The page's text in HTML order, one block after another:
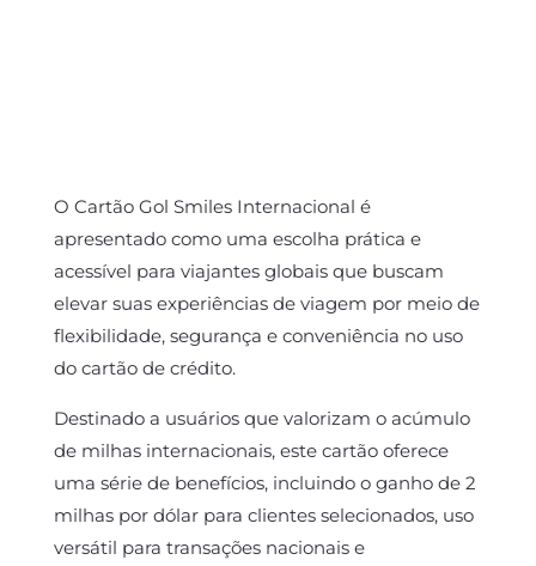
O Cartão Gol Smiles Internacional é
apresentado como uma escolha prática e
acessível para viajantes globais que buscam
elevar suas experiências de viagem por meio de
flexibilidade, segurança e conveniência no uso
do cartão de crédito.
Destinado a usuários que valorizam o acúmulo
de milhas internacionais, este cartão oferece
uma série de benefícios, incluindo o ganho de 2
milhas por dólar para clientes selecionados, uso
versátil para transações nacionais e